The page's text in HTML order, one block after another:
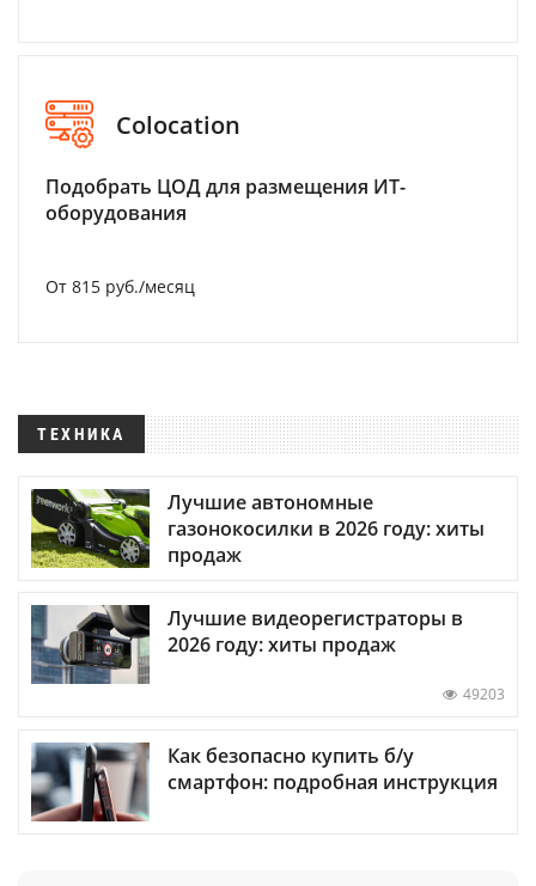
Colocation
Подобрать ЦОД для размещения ИТ-
оборудования
От 815 руб./месяц
ТЕХНИКА
Лучшие автономные
газонокосилки в 2026 году: хиты
продаж
Лучшие видеорегистраторы в
2026 году: хиты продаж
49203
Как безопасно купить б/у
смартфон: подробная инструкция